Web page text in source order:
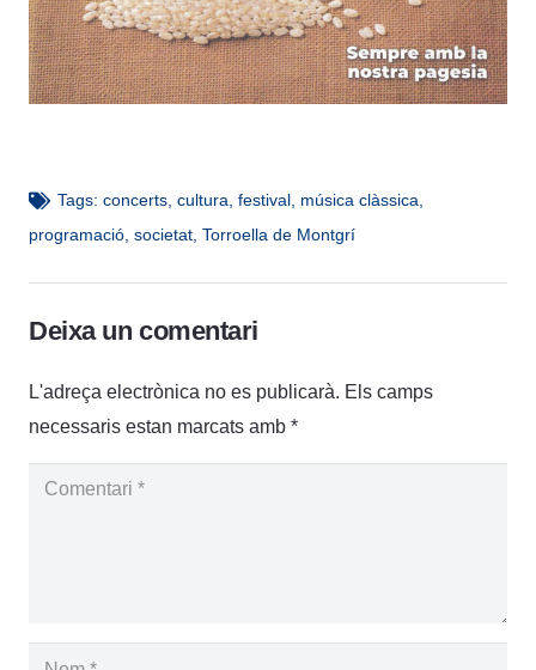
Tags: concerts, cultura festival, música clàssica
programació societat Torroella de Montgrí
Deixa un comentari
L'adreça electrònica no es publicarà. Els camps
necessaris estan marcats amb *